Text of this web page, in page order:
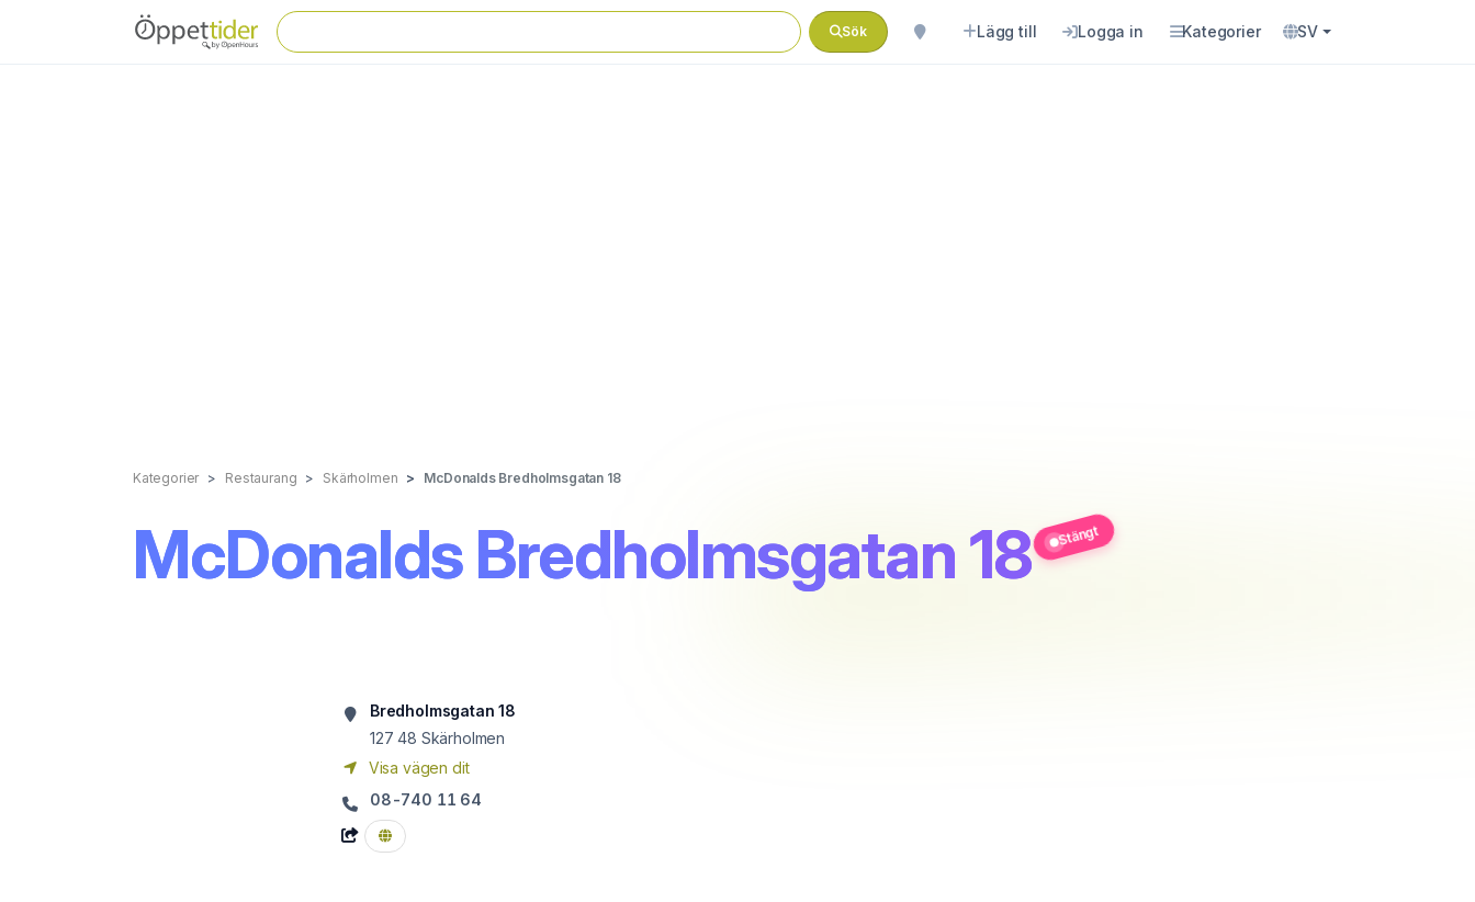
Sök Lägg till Logga in Kategorier SV
Kategorier Restaurang Skärholmen McDonalds Bredholmsgatan 18
McDonalds Bredholmsgatan 18 Stängt
Bredholmsgatan 18
127 48 Skärholmen
Visa vägen dit
08-740 11 64